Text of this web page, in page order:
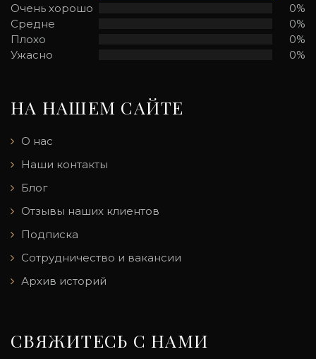
Очень хорошо
0%
Средне
0%
Плохо
0%
Ужасно
0%
НА НАШЕМ САЙТЕ
О нас
Наши контакты
Блог
Отзывы наших клиентов
Подписка
Сотрудничество и вакансии
Архив историй
СВЯЖИТЕСЬ С НАМИ